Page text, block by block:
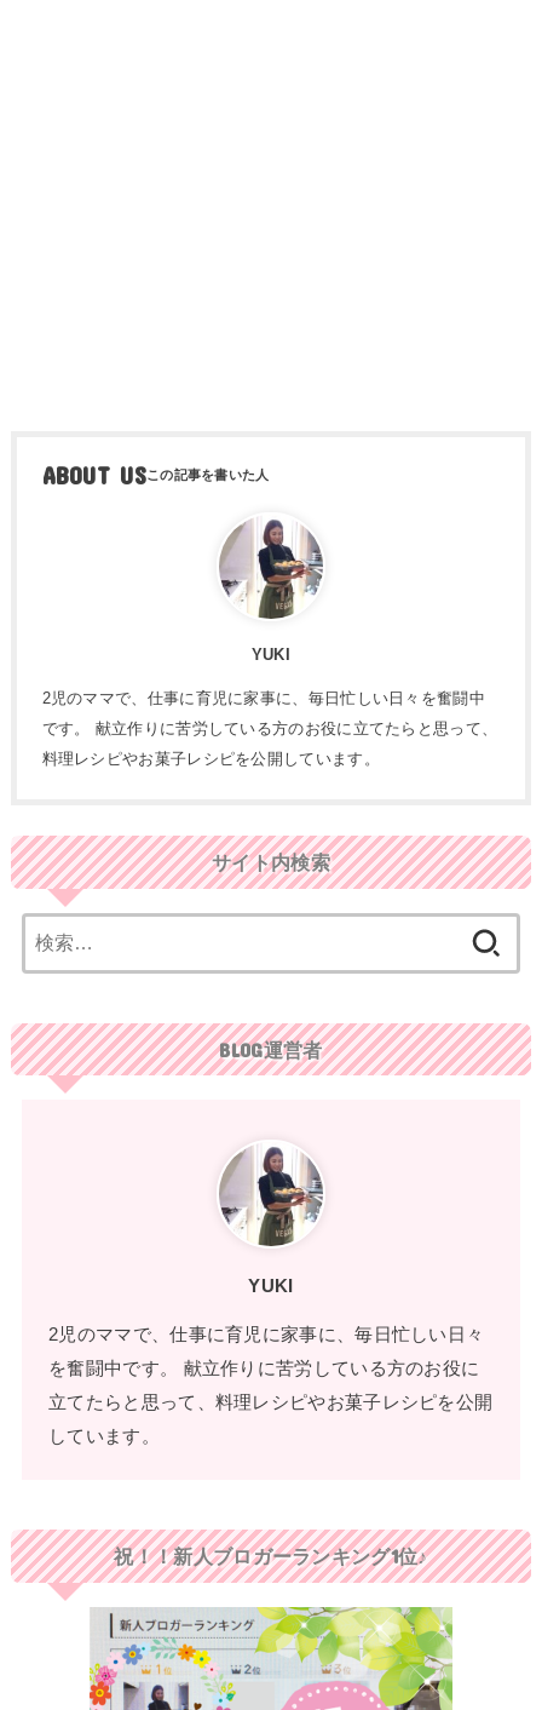
ABOUT US
YUKI
2児のママで、仕事に育児に家事に、毎日忙しい日々を奮闘中
です。 献立作りに苦労している方のお役に立てたらと思って、
料理レシピやお菓子レシピを公開しています。
サイト内検索
索:
BLOG運営者
YUKI
2児のママで、仕事に育児に家事に、毎日忙しい日々
を奮闘中です。 献立作りに苦労している方のお役に
立てたらと思って、料理レシピやお菓子レシピを公開
しています。
祝！！新人ブロガーランキング1位♪